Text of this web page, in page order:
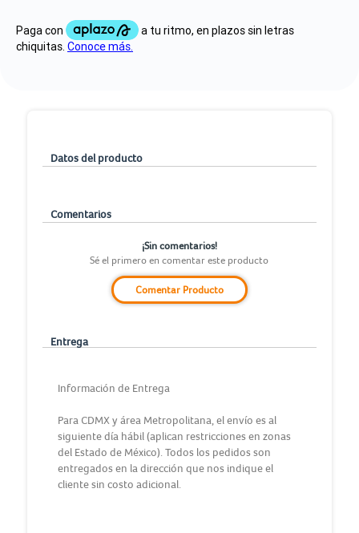
Datos del producto
Comentarios
¡Sin comentarios!
Sé el primero en comentar este producto
Comentar Producto
Entrega
Información de Entrega
Para CDMX y área Metropolitana, el envío es al
siguiente día hábil (aplican restricciones en zonas
del Estado de México). Todos los pedidos son
entregados en la dirección que nos indique el
cliente sin costo adicional.